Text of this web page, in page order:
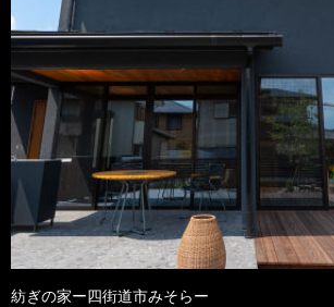
紡ぎの家ー四街道市みそらー